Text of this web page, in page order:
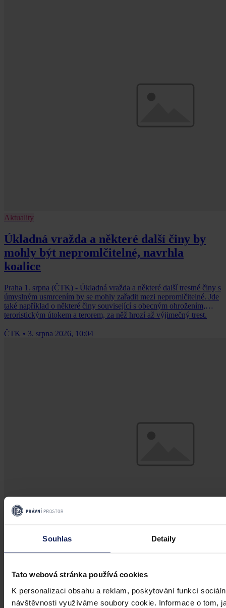
Souhlas Detaily
Tato webová stránka používá cookies
K personalizaci obsahu a reklam, poskytování funkcí
návštěvnosti využíváme soubory cookie. Informace o tom,
Aktuality
Úkladná vražda a některé další činy by
mohly být nepromlčitelné, navrhla
koalice
Praha 1. srpna (ČTK) - Úkladná vražda a některé další trestné činy s
úmyslným usmrcením by se mohly zařadit mezi nepromlčitelné. Jde
také například o některé činy související s obecným ohrožením,
teroristickým útokem a terorem, za něž hrozí až výjimečný trest.
ČTK • 3. srpna 2026, 10:04
Ruský podnik neuspěl s kasační stížností
kvůli zablokování českého účtu